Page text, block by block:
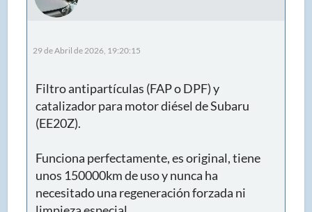
29 de Abril de 2026, 19:20:15
Filtro antipartículas (FAP o DPF) y
catalizador para motor diésel de Subaru
(EE20Z).
Funciona perfectamente, es original, tiene
unos 150000km de uso y nunca ha
necesitado una regeneración forzada ni